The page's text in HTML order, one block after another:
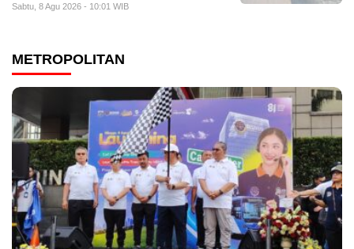
Sabtu, 8 Agu 2026 - 10:01 WIB
METROPOLITAN